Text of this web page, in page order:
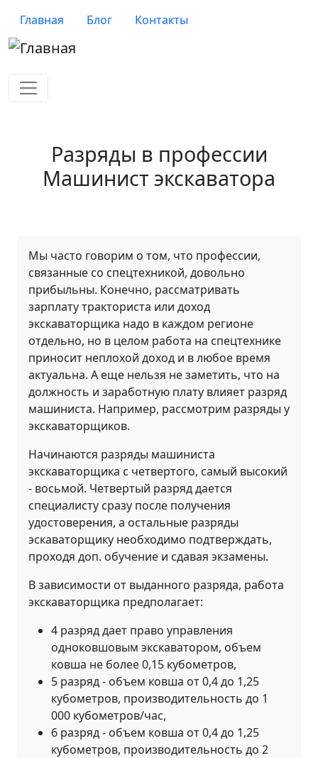
Верхнее меню
Главная Блог Контакты
Разряды в профессии
Машинист экскаватора
Мы часто говорим о том, что профессии,
связанные со спецтехникой, довольно
прибыльны. Конечно, рассматривать
зарплату тракториста или доход
экскаваторщика надо в каждом регионе
отдельно, но в целом работа на спецтехнике
приносит неплохой доход и в любое время
актуальна. А еще нельзя не заметить, что на
должность и заработную плату влияет разряд
машиниста. Например, рассмотрим разряды у
экскаваторщиков.
Начинаются разряды машиниста
экскаваторщика с четвертого, самый высокий
- восьмой. Четвертый разряд дается
специалисту сразу после получения
удостоверения, а остальные разряды
эскаваторщику необходимо подтверждать,
проходя доп. обучение и сдавая экзамены.
В зависимости от выданного разряда, работа
экскаваторщика предполагает:
4 разряд дает право управления
одноковшовым экскаватором, объем
ковша не более 0,15 кубометров,
5 разряд - объем ковша от 0,4 до 1,25
кубометров, производительность до 1
000 кубометров/час,
6 разряд - объем ковша от 0,4 до 1,25
кубометров, производительность до 2